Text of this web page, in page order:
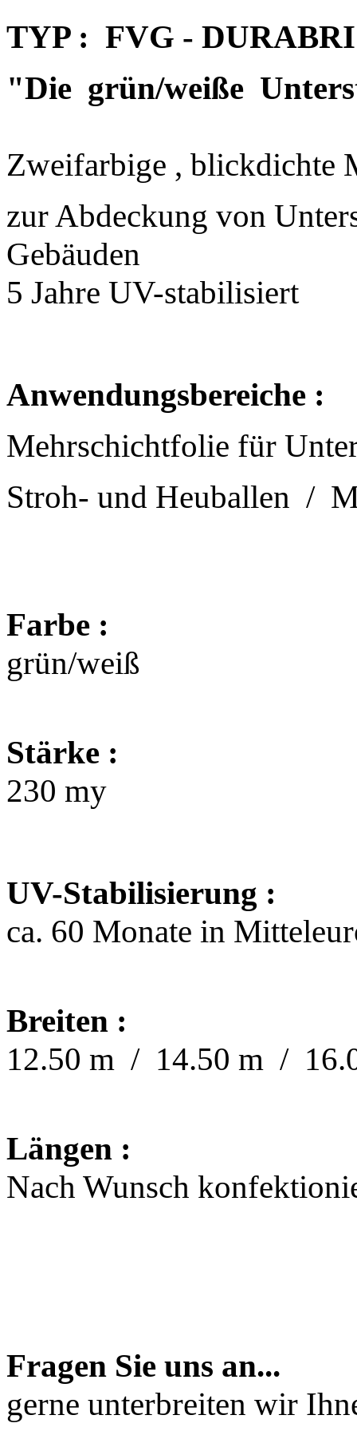
TYP : FVG -
"Die grün/weiße
Zweifarbige , blickdichte
zur Abdeckung von
Gebäuden
5 Jahre UV-stabilisiert
Anwendungsbereiche :
Mehrschichtfolie für
Stroh- und Heuballen /
Farbe :
grün/weiß
Stärke :
230 my
UV-Stabilisierung :
ca. 60 Monate in
Breiten :
12.50 m / 14.50 m /
Längen :
Nach Wunsch
Fragen Sie uns an...
gerne unterbreiten wir